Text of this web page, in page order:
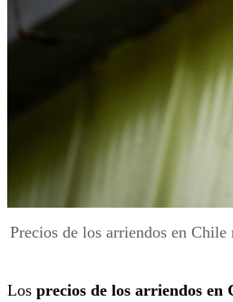
Precios de los arriendos en Chile
Los precios de los arriendos en